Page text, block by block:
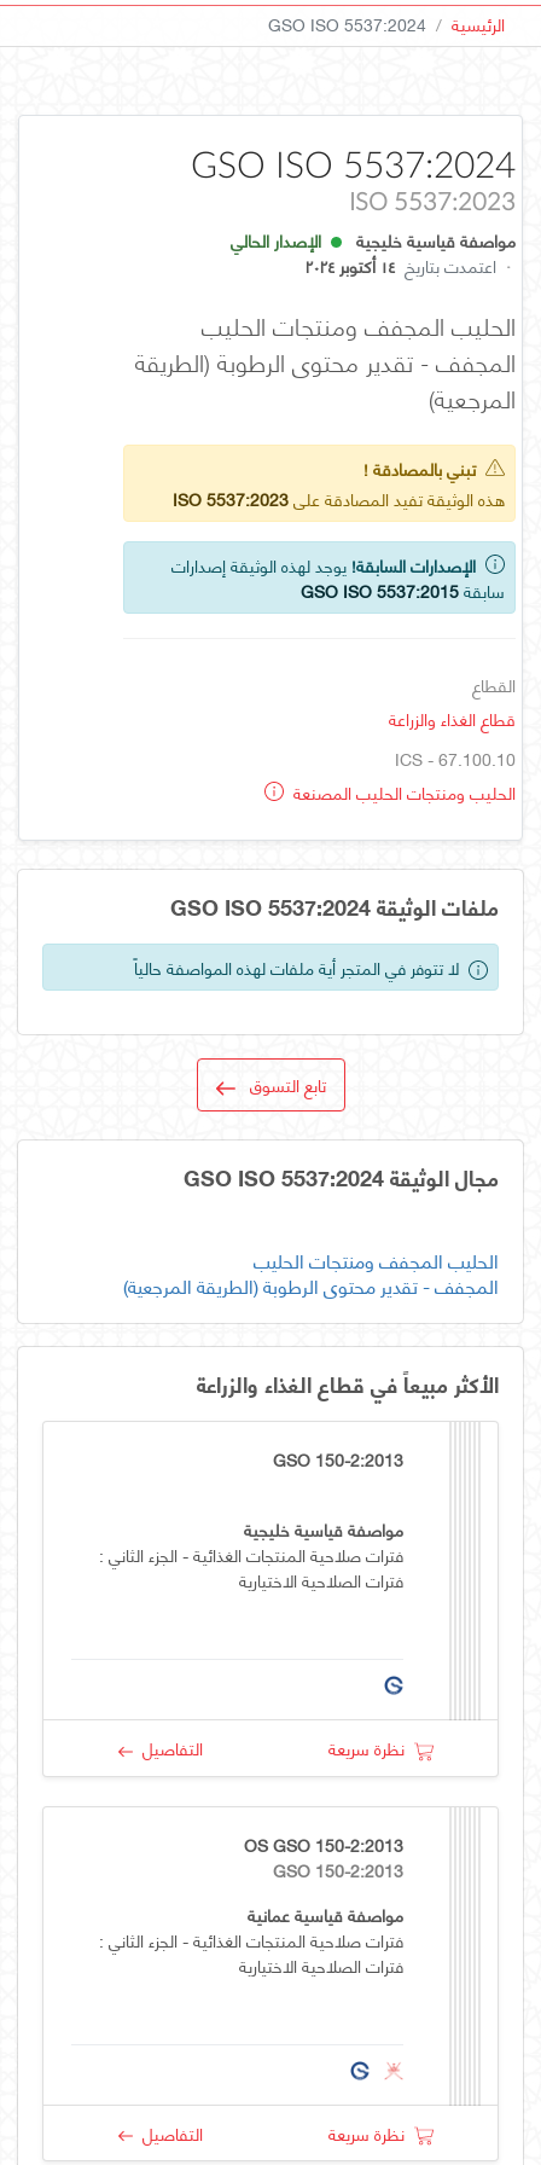
الرئيسية GSO ISO 5537:2024
GSO ISO 5537:2024
ISO 5537:2023
مواصفة قياسية خليجية
الإصدار الحالي
· اعتمدت بتاريخ ١٤ أكتوبر ٢٠٢٤
الحليب المجفف ومنتجات الحليب
المجفف - تقدير محتوى الرطوبة (الطريقة
المرجعية)
تبني بالمصادقة !
هذه الوثيقة تفيد المصادقة علىISO 5537:2023
الإصدارات السابقة! يوجد لهذه الوثيقة إصدارات
سابقةGSO ISO 5537:2015
القطاع
قطاع الغذاء والزراعة
ICS - 67.100.10
الحليب ومنتجات الحليب المصنعة
ملفات الوثيقة GSO ISO 5537:2024
لا تتوفر في المتجر أية ملفات لهذه المواصفة حالياً
تابع التسوق
مجال الوثيقة GSO ISO 5537:2024
المجفف - تقدير محتوى الرطوبة (الطريقة المرجعية)
الأكثر مبيعاً في قطاع الغذاء والزراعة
GSO 150-2:2013
مواصفة قياسية خليجية
فترات صلاحية المنتجات الغذائية - الجزء الثاني :
فترات الصلاحية الاختيارية
نظرة سريعة التفاصيل
OS GSO 150-2:2013
GSO 150-2:2013
مواصفة قياسية عمانية
فترات صلاحية المنتجات الغذائية - الجزء الثاني :
فترات الصلاحية الاختيارية
نظرة سريعة التفاصيل